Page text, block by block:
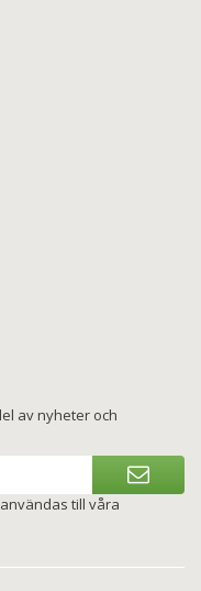
av nyheter och
till våra